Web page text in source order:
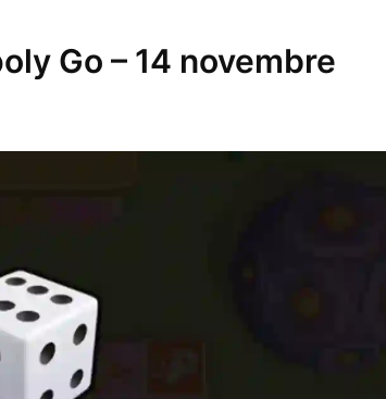
Go – 14 novembre